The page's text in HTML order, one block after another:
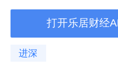
叠墅面积段可能在
打开乐居财经
进深